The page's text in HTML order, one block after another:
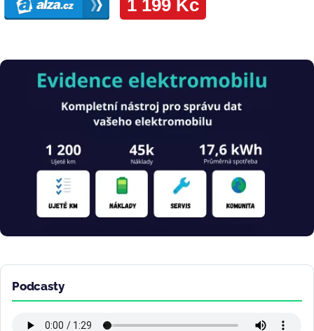
Obrázek
Podcasty